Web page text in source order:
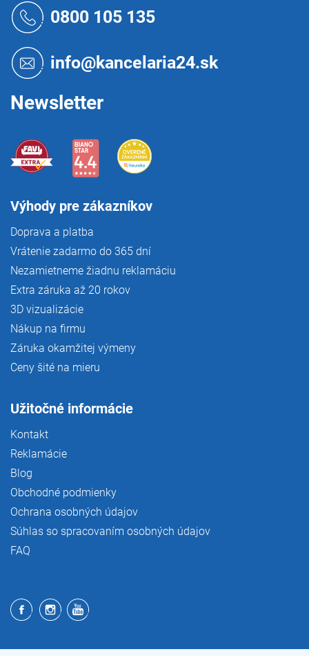
0800 105 135
info@kancelaria24.sk
Newsletter
Výhody pre zákazníkov
Doprava a platba
Vrátenie zadarmo do 365 dní
Nezamietneme žiadnu reklamáciu
Extra záruka až 20 rokov
3D vizualizácie
Nákup na firmu
Záruka okamžitej výmeny
Ceny šité na mieru
Užitočné informácie
Kontakt
Reklamácie
Blog
Obchodné podmienky
Ochrana osobných údajov
Súhlas so spracovaním osobných údajov
FAQ